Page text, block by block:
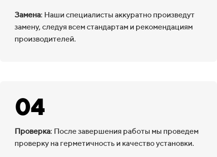
Замена: Наши специалисты аккуратно произведут
замену, следуя всем стандартам и рекомендациям
производителей.
04
Проверка: После завершения работы мы проведем
проверку на герметичность и качество установки.